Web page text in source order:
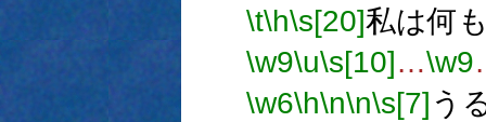
\t\h\s[20]私は何
\w9\u\s[10] …\w9
\w6\h\n\n\s[7] う